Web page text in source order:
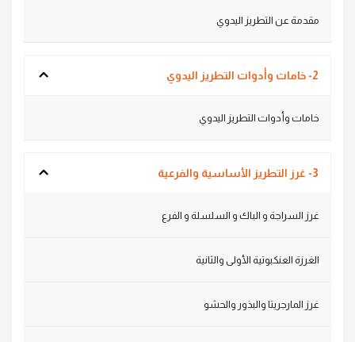
مقدمة عن التطريز اليدوي
2- خامات وأدوات التطريز اليدوي
خامات وأدوات التطريز اليدوي
3- غرز التطريز الأساسية والفرعية
غرز السراجة و الباك و السلسلة و الفرع
الغرزة العنكبوتية الأولى والثانية
غرز المارجريتا والبذور والحشو